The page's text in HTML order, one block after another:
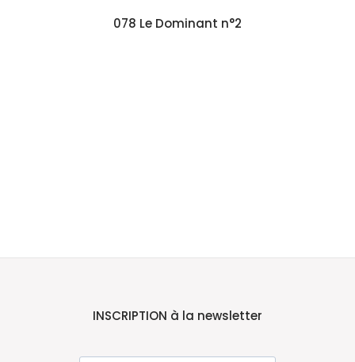
078 Le Dominant n°2
INSCRIPTION à la newsletter